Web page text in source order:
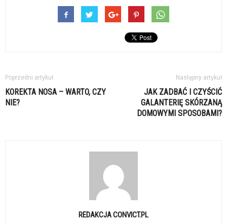
Poprzedni artykuł
KOREKTA NOSA – WARTO, CZY
NIE?
Następny artykuł
JAK ZADBAĆ I CZYŚCIĆ
GALANTERIĘ SKÓRZANĄ
DOMOWYMI SPOSOBAMI?
REDAKCJA CONVICT.PL